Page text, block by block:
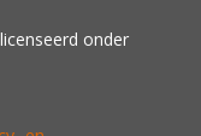
onder